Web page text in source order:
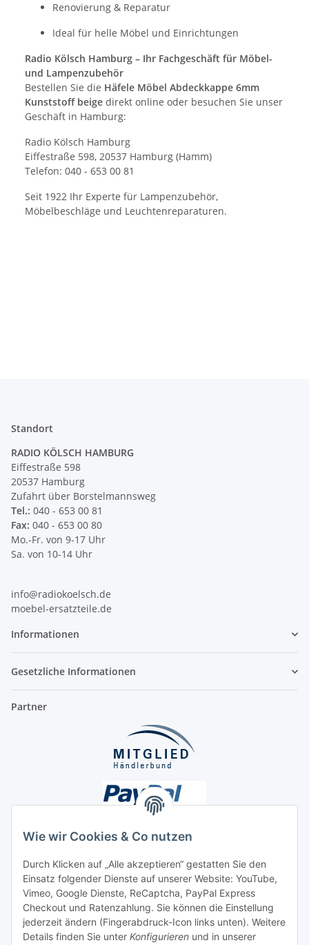
Wie wir Cookies & Co nutzen
Durch Klicken auf „Alle akzeptieren“ gestatten Sie den
Einsatz folgender Dienste auf unserer Website: YouTube,
Vimeo, Google Dienste, ReCaptcha, PayPal Express
Checkout und Ratenzahlung. Sie können die Einstellung
jederzeit ändern (Fingerabdruck-Icon links unten). Weitere
Details finden Sie unter Konfigurieren und in unserer
Renovierung & Reparatur
Ideal für helle Möbel und Einrichtungen
Radio Kölsch Hamburg – Ihr Fachgeschäft für Möbel-
und Lampenzubehör
Bestellen Sie die Häfele Möbel Abdeckkappe 6mm
Kunststoff beige direkt online oder besuchen Sie unser
Geschäft in Hamburg:
Radio Kölsch Hamburg
Eiffestraße 598, 20537 Hamburg (Hamm)
Telefon: 040 - 653 00 81
Seit 1922 Ihr Experte für Lampenzubehör,
Möbelbeschläge und Leuchtenreparaturen.
Standort
RADIO KÖLSCH HAMBURG
Eiffestraße 598
20537 Hamburg
Zufahrt über Borstelmannsweg
Tel.: 040 - 653 00 81
Fax: 040 - 653 00 80
Mo.-Fr. von 9-17 Uhr
Sa. von 10-14 Uhr
info@radiokoelsch.de
moebel-ersatzteile.de
Informationen
Gesetzliche Informationen
Partner
Unsere Seiten
Social Media